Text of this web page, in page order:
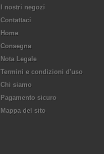
I nostri negozi
Contattaci
Home
Consegna
Nota Legale
Termini e condizioni d'uso
Chi siamo
Pagamento sicuro
Mappa del sito